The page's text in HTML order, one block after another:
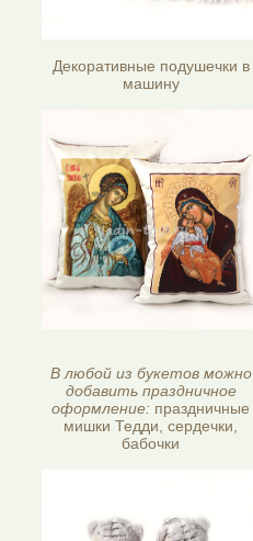
Декоративные подушечки в
машину
В любой из букетов можно
добавить праздничное
оформление: праздничные
мишки Тедди, сердечки,
бабочки